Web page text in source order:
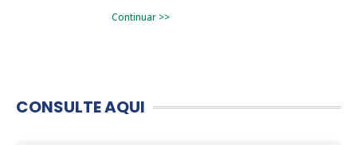
Continuar >>
CONSULTE AQUI